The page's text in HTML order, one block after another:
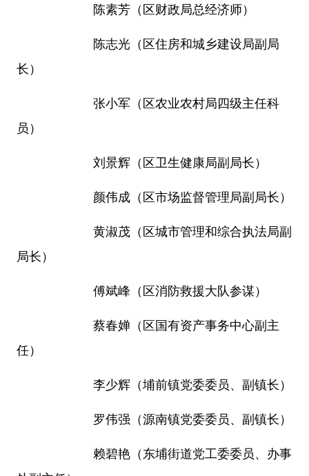
陈素芳（区财政局总经济师）
陈志光（区住房和城乡建设局副局
长）
张小军（区农业农村局四级主任科
员）
刘景辉（区卫生健康局副局长）
颜伟成（区市场监督管理局副局长）
黄淑茂（区城市管理和综合执法局副
局长）
傅斌峰（区消防救援大队参谋）
蔡春婵（区国有资产事务中心副主
任）
李少辉（埔前镇党委委员、副镇长）
罗伟强（源南镇党委委员、副镇长）
赖碧艳（东埔街道党工委委员、办事